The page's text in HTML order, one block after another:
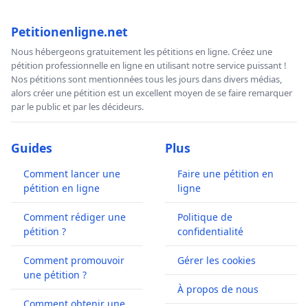
Petitionenligne.net
Nous hébergeons gratuitement les pétitions en ligne. Créez une
pétition professionnelle en ligne en utilisant notre service puissant !
Nos pétitions sont mentionnées tous les jours dans divers médias,
alors créer une pétition est un excellent moyen de se faire remarquer
par le public et par les décideurs.
Guides
Comment lancer une
pétition en ligne
Comment rédiger une
pétition ?
Comment promouvoir
une pétition ?
Plus
Faire une pétition en
ligne
Politique de
confidentialité
Gérer les cookies
À propos de nous